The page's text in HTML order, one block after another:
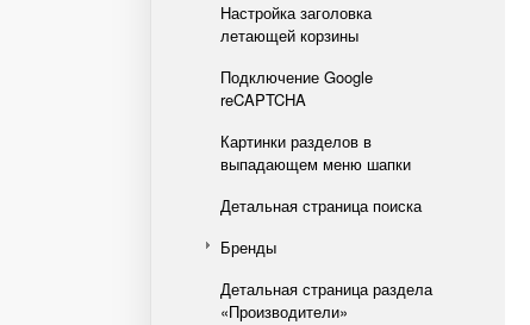
Настройка заголовка
летающей корзины
Подключение Google
reCAPTCHA
Картинки разделов в
выпадающем меню шапки
Детальная страница поиска
Бренды
Детальная страница раздела
«Производители»